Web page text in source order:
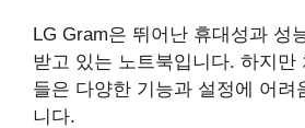
LG Gram은 뛰어난 휴대성과 성
받고 있는 노트북입니다. 하지만
들은 다양한 기능과 설정에 어려
니다.